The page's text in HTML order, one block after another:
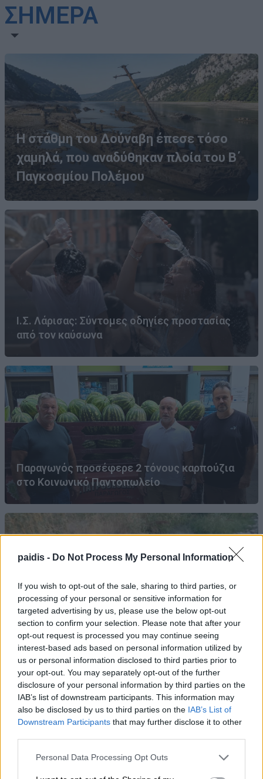
paidis - Do Not Process My Personal Information
If you wish to opt-out of the sale, sharing to third parties, or
processing of your personal or sensitive information for
targeted advertising by us, please use the below opt-out
section to confirm your selection. Please note that after your
opt-out request is processed you may continue seeing
interest-based ads based on personal information utilized by
us or personal information disclosed to third parties prior to
your opt-out. You may separately opt-out of the further
disclosure of your personal information by third parties on the
IAB’s list of downstream participants. This information may
also be disclosed by us to third parties on the IAB’s List of
Downstream Participants that may further disclose it to other
Personal Data Processing Opt Outs
ΣΗΜΕΡΑ
Η στάθμη του Δούναβη έπεσε τόσο
χαμηλά, που αναδύθηκαν πλοία του Β΄
Παγκοσμίου Πολέμου
Ι.Σ. Λάρισας: Σύντομες οδηγίες προστασίας
από τον καύσωνα
Παραγωγός προσέφερε 2 τόνους καρπούζια
στο Κοινωνικό Παντοπωλείο
ΛΑ.ΣΥ.: Η περιφερειακή αρχή κάνει πως δεν
βλέπει την συνεχιζόμενη εδώ και χρόνια
ρύπανση του Γκουσμπασανιώτη ποταμού